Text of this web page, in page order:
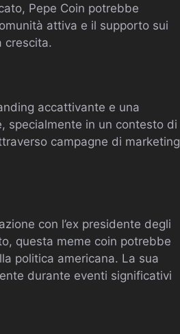
Pepe Coin potrebbe
attiva e il supporto sui
crescita.
accattivante e una
specialmente in un contesto di
campagne di marketing
con l’ex presidente degli
questa meme coin potrebbe
politica americana. La sua
durante eventi significativi